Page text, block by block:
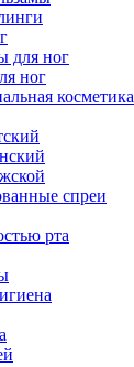
для ног
ног
косметика
спреи
рта